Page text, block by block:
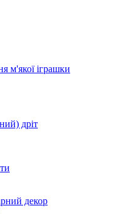
м'якої іграшки
дріт
декор